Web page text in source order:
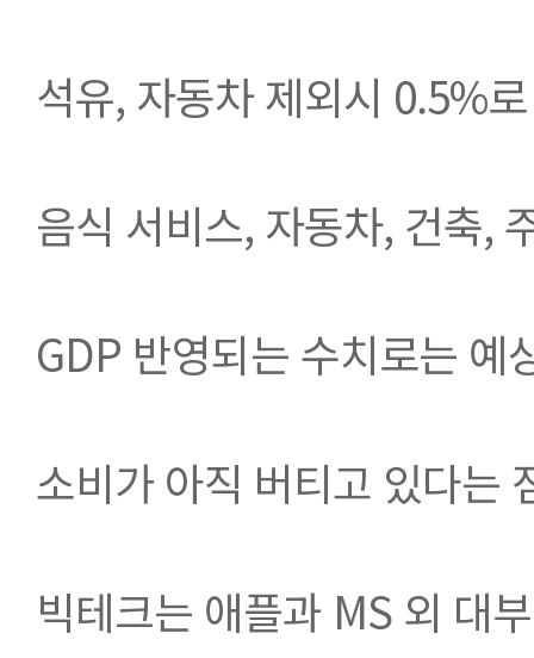
석유, 자동차 제외시 0.5%
음식 서비스, 자동차, 건축,
GDP 반영되는 수치로는 예
소비가 아직 버티고 있다는
빅테크는 애플과 MS 외 대